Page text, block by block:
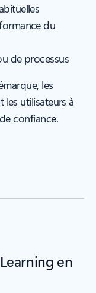
du
de processus
les
les utilisateurs à
confiance.
en